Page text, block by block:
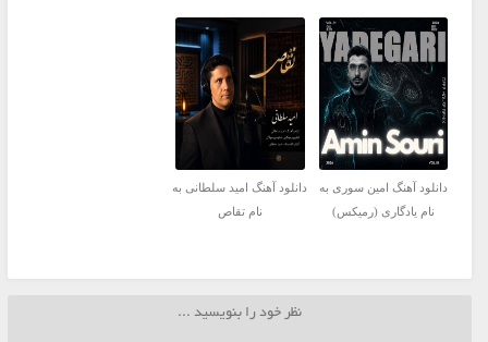
دانلود آهنگ امین سوری به
نام یادگاری (رمیکس)
دانلود آهنگ امید سلطانی به
نام تقاص